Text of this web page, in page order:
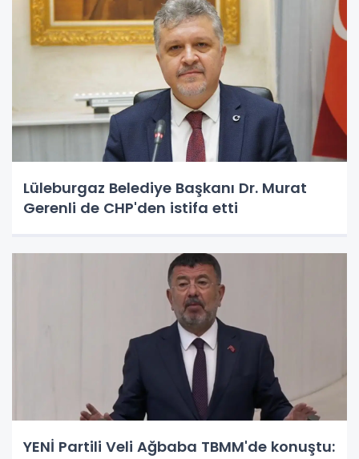
Lüleburgaz Belediye Başkanı Dr. Murat
Gerenli de CHP'den istifa etti
YENİ Partili Veli Ağbaba TBMM'de konuştu: